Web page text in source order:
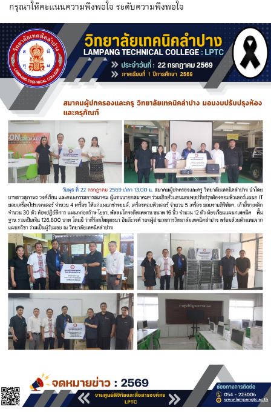
กรุณาให้คะแนนความพึงพอใจ ระดับความพึงพอใจ